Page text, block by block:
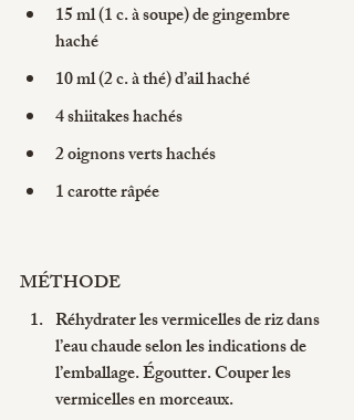
15 ml (1 c. à soupe) de gingembre
haché
10 ml (2 c. à thé) d’ail haché
4 shiitakes hachés
2 oignons verts hachés
1 carotte râpée
MÉTHODE
Réhydrater les vermicelles de riz dans
l’eau chaude selon les indications de
l’emballage. Égoutter. Couper les
vermicelles en morceaux.